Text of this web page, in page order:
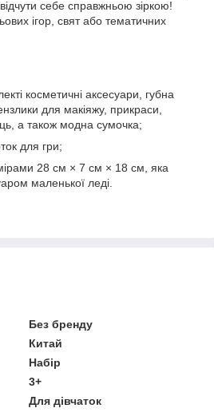
себе справжньою зіркою!
ігор, свят або тематичних
косметичні аксесуари, губна
для макіяжу, прикраси,
а також модна сумочка;
для гри;
28 см × 7 см × 18 см, яка
маленької леді.
Без бренду
Китай
Набір
3+
Для дівчаток